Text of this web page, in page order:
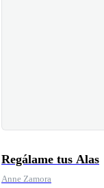
Regálame tus Alas
Anne Zamora